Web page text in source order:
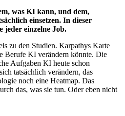
was KI kann, und dem,
einsetzen. In dieser
jeder einzelne Job.
zu den Studien. Karpathys Karte
Berufe KI verändern könnte. Die
Aufgaben KI heute schon
tatsächlich verändern, das
noch eine Heatmap. Das
das, was sie tun. Oder eben nicht